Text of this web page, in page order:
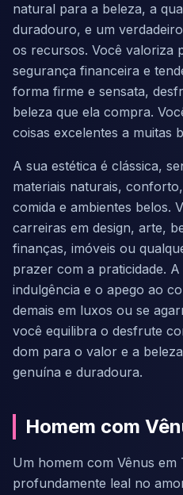
natural para a beleza, a
duradouro, e um
os recursos. Você valoriza
segurança financeira e
forma firme e sensata,
beleza que ela compra.
coisas excelentes a muitas
A sua estética é clássica,
materiais naturais,
comida e ambientes belos.
carreiras em design, arte,
finanças, imóveis ou
prazer com a praticidade.
indulgência e o apego ao
demais em luxos ou se
você equilibra o desfrute
dom para o valor e a
genuína e duradoura.
Homem com
Um homem com Vênus
profundamente leal no